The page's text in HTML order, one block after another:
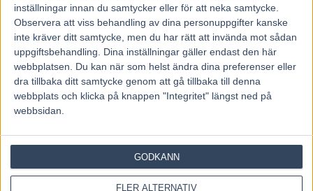
inställningar innan du samtycker eller för att neka samtycke.
Observera att viss behandling av dina personuppgifter kanske
inte kräver ditt samtycke, men du har rätt att invända mot sådan
uppgiftsbehandling. Dina inställningar gäller endast den här
webbplatsen. Du kan när som helst ändra dina preferenser eller
dra tillbaka ditt samtycke genom att gå tillbaka till denna
webbplats och klicka på knappen "Integritet" längst ned på
webbsidan.
FLER ALTERNATIV
GODKÄNN
Allt Om Trav - För Travälskare - Av Travälskare - sedan 2005.
Kontakta oss:kontakt@regemedia.se
FÖLJ OSS